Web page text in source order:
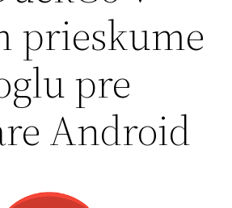
prieskume
pre
Android